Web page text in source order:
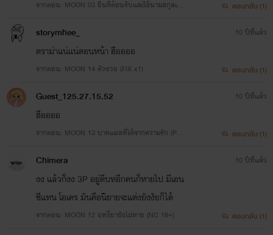
หากนิยายเรื่องนี้มีอิมเมจที่ซ้ำใคร กรุณาแจ้งไรท์เตอร์โดยด่วน!
หากมีเนื้อเรื่องที่ซ้ำใครโปรดบอกด้วยนะคะ!
จากตอน: MOON 03 ยินดีต้อนรับและใช้นามสกุลเดีย
ตอบกลับ (1)
storymhee_
ดราม่าแน่แน่ตอนหน้า ฮืออออ
จากตอน: MOON 14 ตัวซวย (FIX x1)
10 ปีที่แล้ว
ตอบกลับ (1)
Guest_125.27.15.52
ฮืออออ
จากตอน: MOON 13 บาดแผลที่ได้จากความรัก (PG 1
10 ปีที่แล้ว
ตอบกลับ (1)
Chimera
งง แล้วก็งง 3P อยู่ดีบทอีกคนก็หายไป มีเอน
ซีแทน โอเคร มันคือนิยายจะแต่งยังงัยก็ได้
จากตอน: MOON 12 ฤทธิ์ยายังไม่หาย (NC 18+)
10 ปีที่แล้ว
ตอบกลับ (1)